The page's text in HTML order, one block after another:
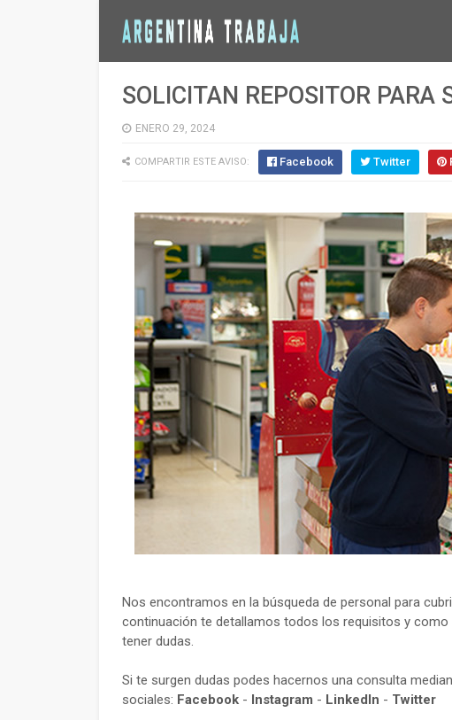
SOLICITAN REPOSITOR PARA
ENERO 29, 2024
COMPARTIR ESTE AVISO: Facebook Twitter
Nos encontramos en la búsqueda de personal para
continuación te detallamos todos los requisitos y
tener dudas.
Si te surgen dudas podes hacernos una consulta
sociales: Facebook - Instagram - LinkedIn - Twitter